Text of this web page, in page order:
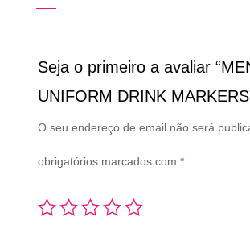
Seja o primeiro a avaliar
UNIFORM DRINK
O seu endereço de email não será
obrigatórios marcados com *